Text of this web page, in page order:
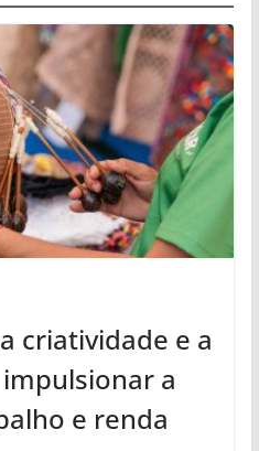
criatividade e a
a
e renda